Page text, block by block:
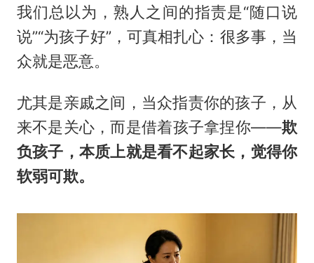
我们总以为，熟人之间的指责是“随口说
说”“为孩子好”，可真相扎心：很多事，当
众就是恶意。
尤其是亲戚之间，当众指责你的孩子，从
来不是关心，而是借着孩子拿捏你——欺
负孩子，本质上就是看不起家长，觉得你
软弱可欺。